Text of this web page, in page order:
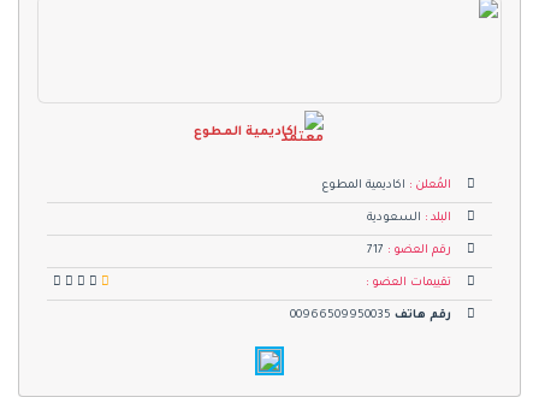
اكاديمية المطوع
المُعلن : اكاديمية المطوع
البلد : السعودية
رقم العضو : 717
تقييمات العضو :
رقم هاتف 00966509950035